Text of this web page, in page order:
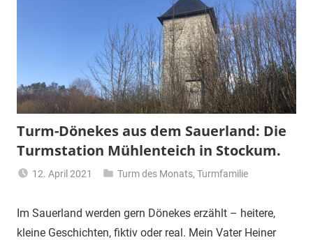
Turm-Dönekes aus dem Sauerland: Die
Turmstation Mühlenteich in Stockum.
12. April 2021
Dani
Turm des Monats,Turmfamilie
Im Sauerland werden gern Dönekes erzählt – heitere,
kleine Geschichten, fiktiv oder real. Mein Vater Heiner